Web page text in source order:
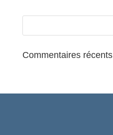
Commentaires récents